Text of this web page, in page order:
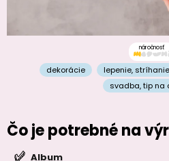
náročnosť
dekorácie lepenie, stríhanie
svadba,tip na
Čo je potrebné na
Album